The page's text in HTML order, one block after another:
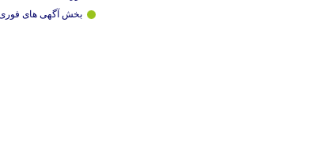
بخش آگهی های